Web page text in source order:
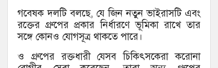
গবেষক দলটি বলছে, যে জিন নতুন ভাইরাসটি এবং
রক্তের গ্রুপের প্রকার নির্ধারণে ভূমিকা রাখে তার
সঙ্গে কোনও যোগসূত্র থাকতে পারে।
ও গ্রুপের রক্তধারী যেসব চিকিৎসকেরা করোনা